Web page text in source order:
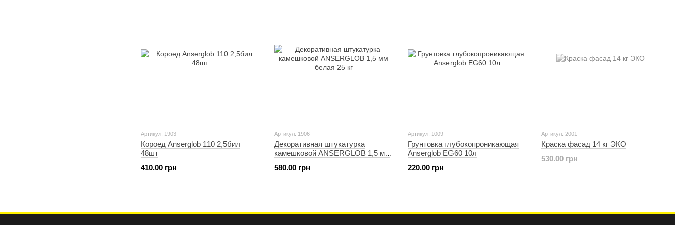
Социальная ответственность - еще одно приоритетное направление ООО «АСКОНА-ПИВДЕНЬ». Предприятие
создает лучшие условия для своих рабочих, работает над благоустройством прилегающих территорий, участвует
в социальных проектах Украины. В 2017 году компания была включена в Реестр крупных налогоплательщиков. В
Артикул: 1903
Короед Anserglob 110 2,5бил
48шт
410.00 грн
Артикул: 1906
Декоративная штукатурка
камешковой ANSERGLOB 1,5 мм
580.00 грн
Артикул: 1009
Грунтовка глубокопроникающая
Anserglob EG60 10л
220.00 грн
Артикул: 2001
Краска фасад 14 кг ЭКО
530.00 грн